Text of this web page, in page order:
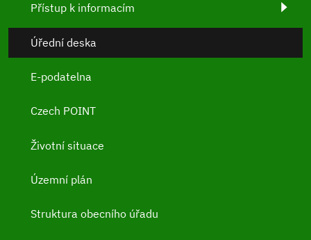
Přístup k informacím
Úřední deska
E-podatelna
Czech POINT
Životní situace
Územní plán
Struktura obecního úřadu